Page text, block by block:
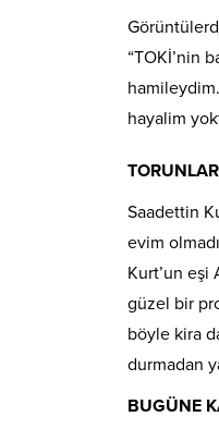
“TOKİ’nin
hayalim
Saadettin
evim
Kurt’un eşi
güzel bir
böyle kira
durmadan
BUGÜNE